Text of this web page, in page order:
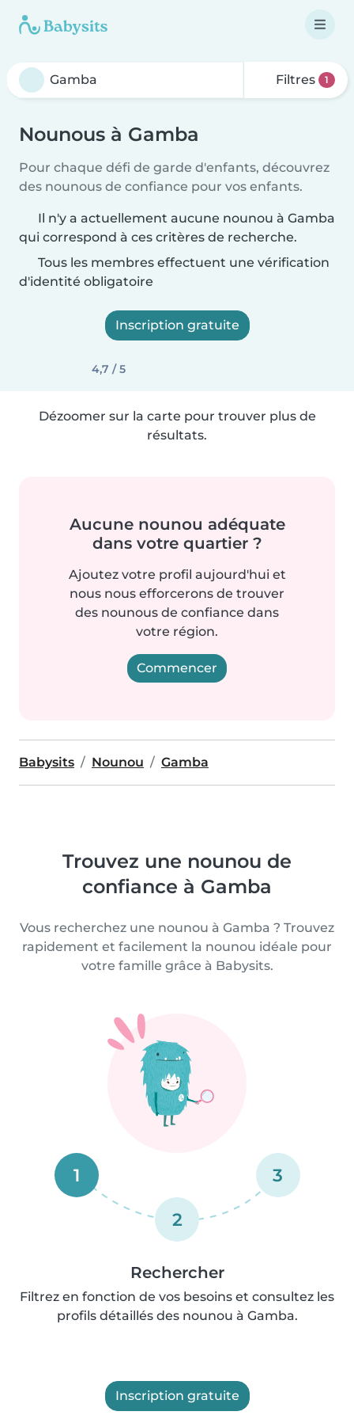
Filtres 1
Nounous à Gamba
Pour chaque défi de garde d'enfants, découvrez
des nounous de confiance pour vos enfants.
Il n'y a actuellement aucune nounou à Gamba
qui correspond à ces critères de recherche.
Tous les membres effectuent une vérification
d'identité obligatoire
Inscription gratuite
4,7 / 5
Dézoomer sur la carte pour trouver plus de
résultats.
Aucune nounou adéquate
dans votre quartier ?
Ajoutez votre profil aujourd'hui et
nous nous efforcerons de trouver
des nounous de confiance dans
votre région.
Commencer
Babysits Nounou Gamba
Trouvez une nounou de
confiance à Gamba
Vous recherchez une nounou à Gamba ? Trouvez
rapidement et facilement la nounou idéale pour
votre famille grâce à Babysits.
1
2
3
Rechercher
Filtrez en fonction de vos besoins et consultez les
profils détaillés des nounou à Gamba.
Inscription gratuite